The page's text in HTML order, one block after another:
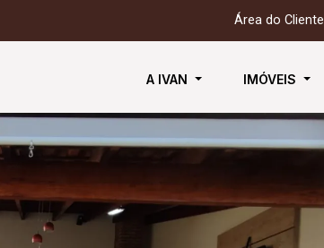
Área do Cliente
A IVAN IMÓVEIS